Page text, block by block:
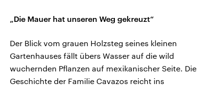
„Die Mauer hat unseren Weg gekreuzt“
Der Blick vom grauen Holzsteg seines kleinen
Gartenhauses fällt übers Wasser auf die wild
wuchernden Pflanzen auf mexikanischer Seite. Die
Geschichte der Familie Cavazos reicht ins